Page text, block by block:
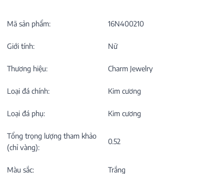
Mã sản phẩm: 16N400210
Giới tính: Nữ
Thương hiệu: Charm Jewelry
Loại đá chính: Kim cương
Loại đá phụ: Kim cương
Tổng trọng lượng tham khảo
(chỉ vàng):
0.52
Màu sắc: Trắng